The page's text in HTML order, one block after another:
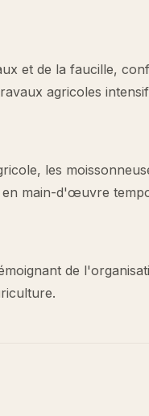
et de la faucille,
agricoles
les
en main-d'œuvre
de